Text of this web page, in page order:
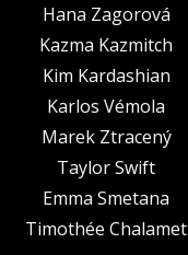
Hana Zagorová
Kazma Kazmitch
Kim Kardashian
Karlos Vémola
Marek Ztracený
Taylor Swift
Emma Smetana
Timothée Chalamet